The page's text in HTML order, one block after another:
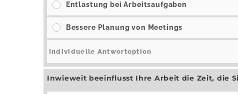
Entlastung bei Arbeitsaufgaben
Bessere Planung von Meetings
Inwieweit beeinflusst Ihre Arbeit die Zeit, die